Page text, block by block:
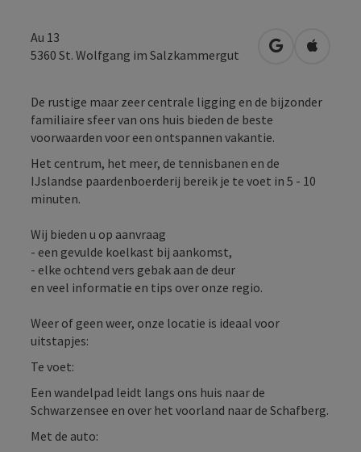
Au 13
5360 St. Wolfgang im Salzkammergut Openen in
De rustige maar zeer centrale ligging en de bijzonder
familiaire sfeer van ons huis bieden de beste
voorwaarden voor een ontspannen vakantie.
Het centrum, het meer, de tennisbanen en de
IJslandse paardenboerderij bereik je te voet in 5 - 10
minuten.
Wij bieden u op aanvraag
- een gevulde koelkast bij aankomst,
- elke ochtend vers gebak aan de deur
en veel informatie en tips over onze regio.
Weer of geen weer, onze locatie is ideaal voor
uitstapjes:
Te voet:
Een wandelpad leidt langs ons huis naar de
Schwarzensee en over het voorland naar de Schafberg.
Met de auto: